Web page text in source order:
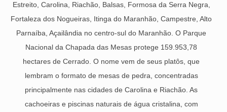
Estreito, Carolina, Riachão, Balsas, Formosa da Serra Negra,
Fortaleza dos Nogueiras, Itinga do Maranhão, Campestre, Alto
Parnaíba, Açailândia no centro-sul do Maranhão. O Parque
Nacional da Chapada das Mesas protege 159.953,78
hectares de Cerrado. O nome vem de seus platôs, que
lembram o formato de mesas de pedra, concentradas
principalmente nas cidades de Carolina e Riachão. As
cachoeiras e piscinas naturais de água cristalina, com